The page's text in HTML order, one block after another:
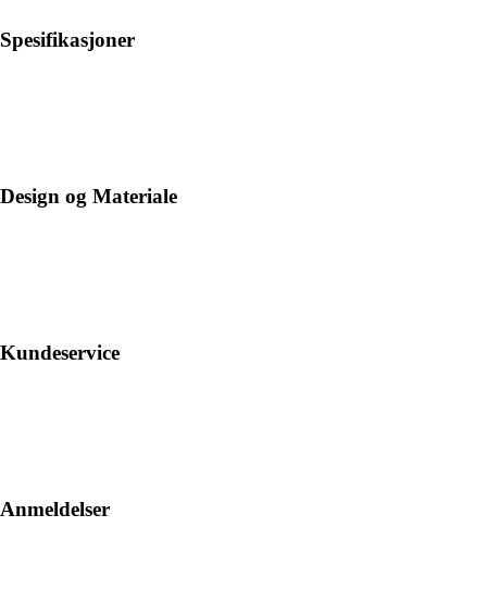
Spesifikasjoner
Design og Materiale
Kundeservice
Anmeldelser